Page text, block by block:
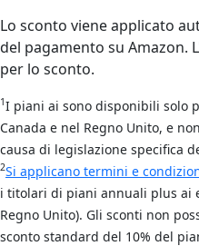
Lo sconto viene applicato
del pagamento su Amazon.
per lo sconto.
1I piani ai sono disponibili solo
Canada e nel Regno Unito, e
causa di legislazione specifica
2Si applicano termini e
i titolari di piani annuali plus ai
Regno Unito). Gli sconti non
sconto standard del 10% del